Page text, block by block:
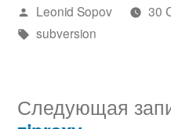
Написано
автором
Leonid Sopov 30
Метки:
subversion
Следующая